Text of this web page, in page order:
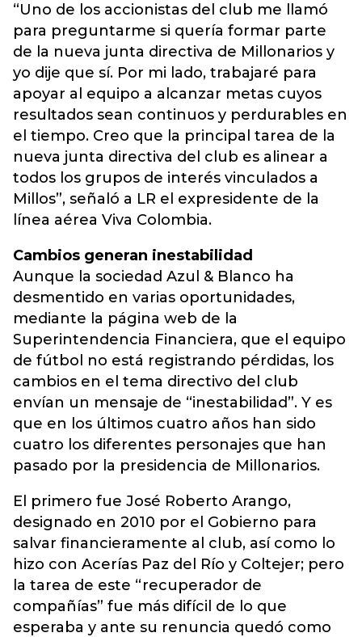
“Uno de los accionistas del club me llamó
para preguntarme si quería formar parte
de la nueva junta directiva de Millonarios y
yo dije que sí. Por mi lado, trabajaré para
apoyar al equipo a alcanzar metas cuyos
resultados sean continuos y perdurables en
el tiempo. Creo que la principal tarea de la
nueva junta directiva del club es alinear a
todos los grupos de interés vinculados a
Millos”, señaló a LR el expresidente de la
línea aérea Viva Colombia.
Cambios generan inestabilidad
Aunque la sociedad Azul & Blanco ha
desmentido en varias oportunidades,
mediante la página web de la
Superintendencia Financiera, que el equipo
de fútbol no está registrando pérdidas, los
cambios en el tema directivo del club
envían un mensaje de “inestabilidad”. Y es
que en los últimos cuatro años han sido
cuatro los diferentes personajes que han
pasado por la presidencia de Millonarios.
El primero fue José Roberto Arango,
designado en 2010 por el Gobierno para
salvar financieramente al club, así como lo
hizo con Acerías Paz del Río y Coltejer; pero
la tarea de este “recuperador de
compañías” fue más difícil de lo que
esperaba y ante su renuncia quedó como